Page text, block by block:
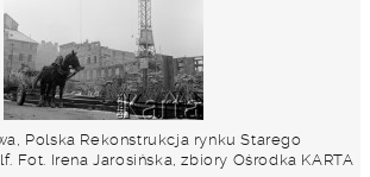
Polska Rekonstrukcja rynku Starego
Fot. Irena Jarosińska, zbiory Ośrodka KARTA